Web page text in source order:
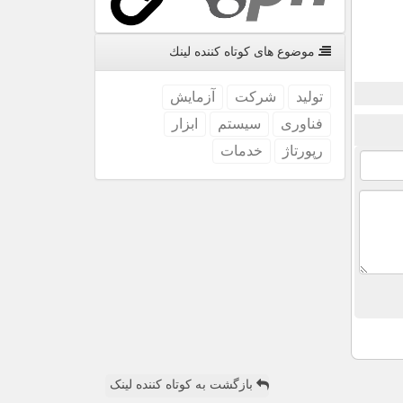
موضوع های كوتاه كننده لینك
تولید شركت
آزمایش
فناوری
سیستم
ابزار
رپورتاژ
خدمات
بازگشت به کوتاه کننده لینک